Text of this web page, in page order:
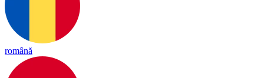
română